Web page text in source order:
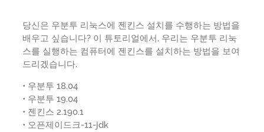
당신은 우분투 리눅스에 젠킨스 설치를 수행하는 방법을
배우고 싶습니다? 이 튜토리얼에서, 우리는 우분투 리눅
스를 실행하는 컴퓨터에 젠킨스를 설치하는 방법을 보여
드리겠습니다.
• 우분투 18.04
• 우분투 19.04
• 젠킨스 2.190.1
• 오픈제이드크-11-jdk